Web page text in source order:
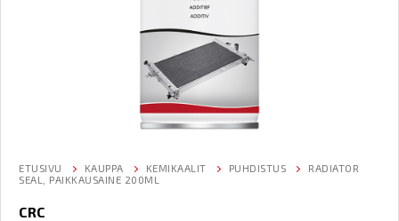
ETUSIVU KAUPPA KEMIKAALIT PUHDISTUS
RADIATOR
SEAL, PAIKKAUSAINE 200ML
CRC